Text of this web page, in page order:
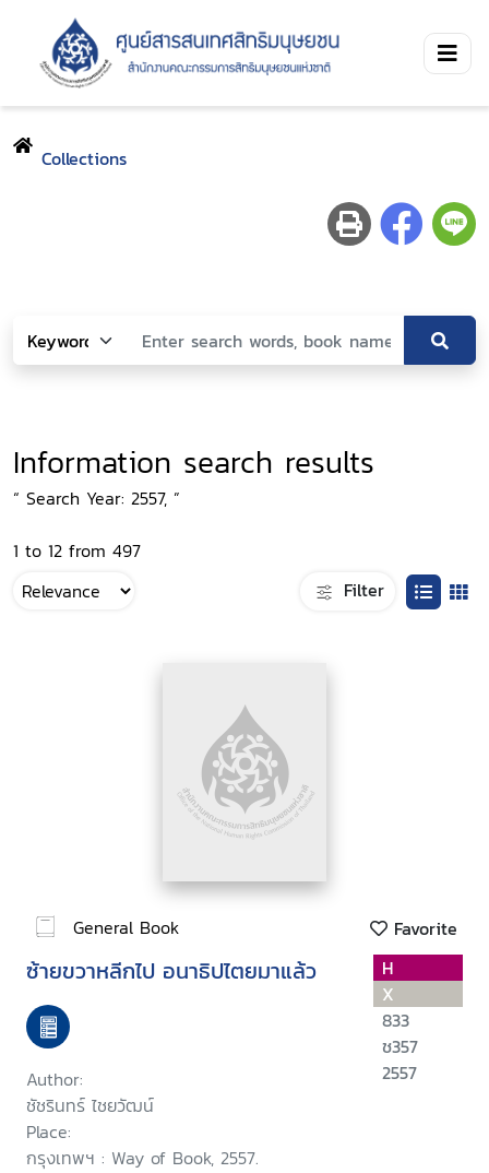
Collections
Information search results
“ Search Year: 2557, ”
1 to 12 from 497
Filter
General Book Favorite
ซ้ายขวาหลีกไป อนาธิปไตยมาแล้ว
Author:
ชัชรินทร์ ไชยวัฒน์
Place:
กรุงเทพฯ : Way of Book, 2557.
H
X
833
ช357
2557